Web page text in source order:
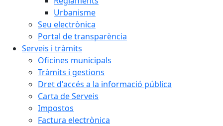
Urbanisme
Seu electrònica
Portal de transparència
Serveis i tràmits
Oficines municipals
Tràmits i gestions
Dret d'accés a la informació pública
Carta de Serveis
Impostos
Factura electrònica